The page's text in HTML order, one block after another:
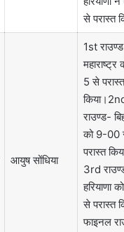
से परास्त
आयुष सोंधिया
1st
महाराष्ट्र
5 से परास्त
राउण्ड-
को 9-00
परास्त
3rd
हरियाणा
से परास्त
फाइनल